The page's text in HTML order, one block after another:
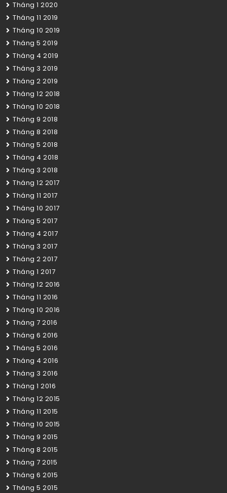
Tháng 1 2020
Tháng 11 2019
Tháng 10 2019
Tháng 5 2019
Tháng 4 2019
Tháng 3 2019
Tháng 2 2019
Tháng 12 2018
Tháng 10 2018
Tháng 9 2018
Tháng 8 2018
Tháng 5 2018
Tháng 4 2018
Tháng 3 2018
Tháng 12 2017
Tháng 11 2017
Tháng 10 2017
Tháng 5 2017
Tháng 4 2017
Tháng 3 2017
Tháng 2 2017
Tháng 1 2017
Tháng 12 2016
Tháng 11 2016
Tháng 10 2016
Tháng 7 2016
Tháng 6 2016
Tháng 5 2016
Tháng 4 2016
Tháng 3 2016
Tháng 1 2016
Tháng 12 2015
Tháng 11 2015
Tháng 10 2015
Tháng 9 2015
Tháng 8 2015
Tháng 7 2015
Tháng 6 2015
Tháng 5 2015